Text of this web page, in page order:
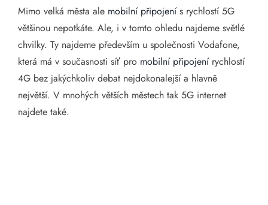
Mimo velká města ale mobilní připojenís rychlostí 5G
většinou nepotkáte. Ale, i v tomto ohledu najdeme světlé
chvilky. Ty najdeme především u společnosti Vodafone,
která má v současnosti síť pro mobilní připojenírychlostí
4G bez jakýchkoliv debat nejdokonalejší a hlavně
největší. V mnohých větších městech tak 5G internet
najdete také.